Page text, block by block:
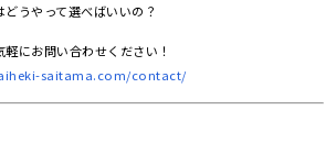
うやって選べばいいの？
にお問い合わせください！
saitama.com/contact/